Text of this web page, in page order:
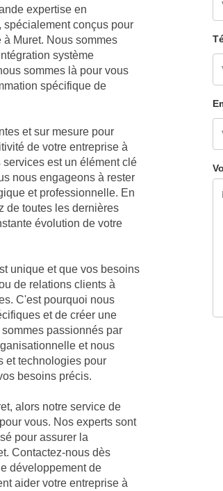
expertise en
conçus pour
Muret. Nous sommes
système
sommes là pour vous
spécifique de
et sur mesure pour
de votre entreprise à
est un élément clé
nous engageons à rester
et professionnelle. En
de toutes les dernières
évolution de votre
unique et que vos besoins
de relations clients à
C'est pourquoi nous
et de créer une
passionnés par
et nous
et technologies pour
besoins précis.
alors notre service de
vous. Nos experts sont
pour assurer la
Contactez-nous dès
développement de
aider votre entreprise à